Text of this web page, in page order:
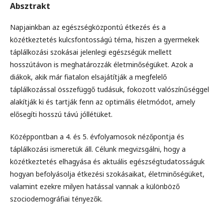
Absztrakt
Napjainkban az egészségközpontú étkezés és a
közétkeztetés kulcsfontosságú téma, hiszen a gyermekek
táplálkozási szokásai jelenlegi egészségük mellett
hosszútávon is meghatározzák életminőségüket. Azok a
diákok, akik már fiatalon elsajátítják a megfelelő
táplálkozással összefüggő tudásuk, fokozott valószínűséggel
alakítják ki és tartják fenn az optimális életmódot, amely
elősegíti hosszú távú jóllétüket.
Középpontban a 4. és 5. évfolyamosok nézőpontja és
táplálkozási ismeretük áll. Célunk megvizsgálni, hogy a
közétkeztetés elhagyása és aktuális egészségtudatosságuk
hogyan befolyásolja étkezési szokásaikat, életminőségüket,
valamint ezekre milyen hatással vannak a különböző
szociodemográfiai tényezők.